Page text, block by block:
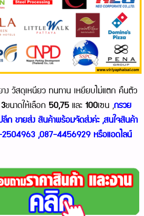
ง วัสดุเหนียว ทนทาน เหยียบไม่แตก คืนตัว
3ขนาดให้เลือก 50,75และ 100เซน ,กรวย
ลีก ขายส่ง สินค้าพร้อมจัดส่งค่ะ ,สนใจสินค้า
2504963 ,087-4456929 หรือแอดไลน์